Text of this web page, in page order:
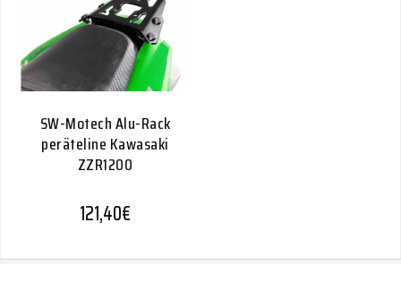
SW-Motech Alu-Rack
peräteline Kawasaki
ZZR1200
121,40€